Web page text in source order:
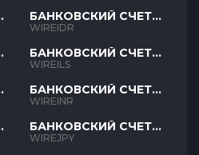
БАНКОВСКИЙ СЧЕТ
IDR
WIREIDR
БАНКОВСКИЙ СЧЕТ
ILS
WIREILS
БАНКОВСКИЙ СЧЕТ
INR
WIREINR
БАНКОВСКИЙ СЧЕТ
JPY
WIREJPY